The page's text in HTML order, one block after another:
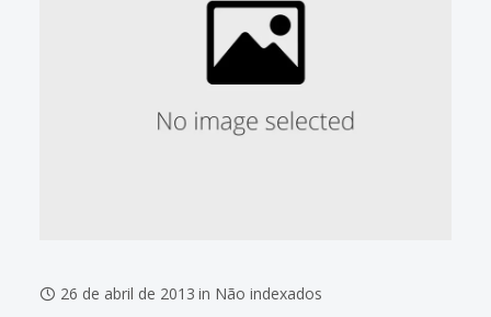
26 de abril de 2013 in Não indexados